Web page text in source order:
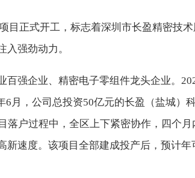
目正式开工，标志着深圳市长盈精密技
强劲动力。
强企业、精密电子零组件龙头企业。
月，公司总投资50亿元的长盈（盐城）
户过程中，全区上下紧密协作，四个月
速度。该项目全部建成投产后，预计